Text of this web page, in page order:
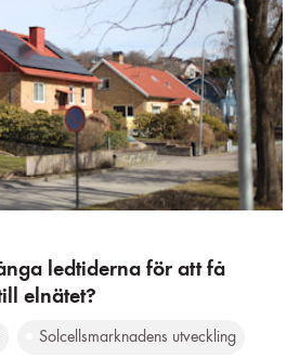
ledtiderna för att få
elnätet?
Solcellsmarknadens utveckling